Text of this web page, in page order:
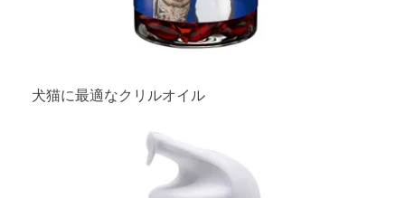
犬猫に最適なクリルオイル